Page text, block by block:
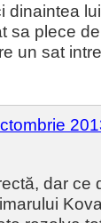
dinaintea
sa plece
un sat
dar ce